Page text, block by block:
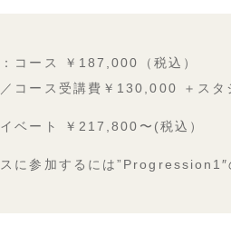
コース ￥187,000（税込）
コース受講費￥ 130,000 ＋スタ
ベート ￥217,800〜(税込）
に参加するには”Progression1″